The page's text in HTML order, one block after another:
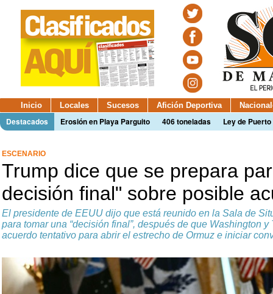
Inicio Locales Sucesos Afición Deportiva
Destacados Erosión en Playa Parguito 406 toneladas Ley de
ESCENARIO
Trump dice que se prepara
decisión final" sobre posible
El presidente de EEUU dijo que está reunido en la Sala de
para tomar una “decisión final”, después de que Washington
acuerdo tentativo para abrir el estrecho de Ormuz e iniciar